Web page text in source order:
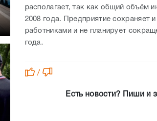
располагает, так как общий объём
2008 года. Предприятие сохраняет
работниками и не планирует
года.
/
Есть новости? Пиши и